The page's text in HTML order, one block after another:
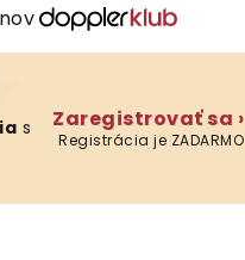
s
Zaregistrovať sa ›
Registrácia je ZADARMO